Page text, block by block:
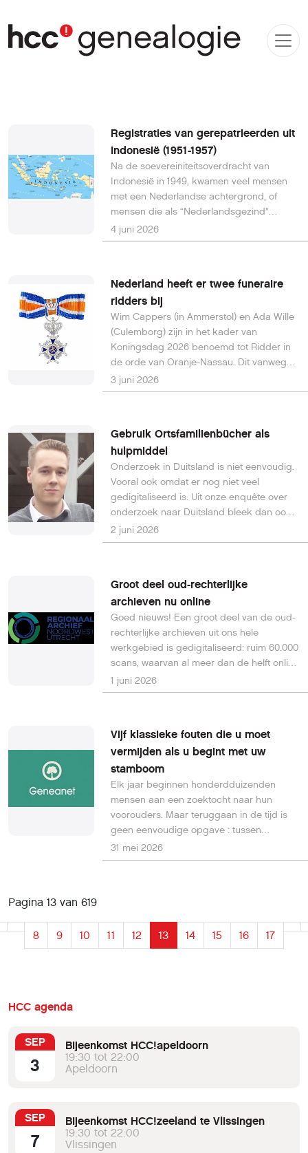
Registraties van gerepatrieerden uit
Indonesië (1951-1957)
Na de soevereiniteitsoverdracht van
Indonesië in 1949, kwamen veel mensen
met een Nederlandse achtergrond, of
mensen die als “Nederlandsgezind”
werden gezien, in de knel. Dit betrof onder
andere Nederlanders geboren
Europese en Indonesische afkomst),
Molukkers, en anderen die zich niet veilig
voelden in het nieuwe Indonesië.
4 juni 2026
Nederland heeft er twee funeraire
ridders bij
Wim Cappers (in Ammerstol) en Ada Wille
(Culemborg) zijn in het kader van
Koningsdag 2026 benoemd tot Ridder in
de orde van Oranje-Nassau. Dit vanwege
hun werk voor het funeraire erfgoed in het
algemeen en voor Terebinth in het
erfgoed in Nederland.
3 juni 2026
Gebruik Ortsfamilienbücher als
hulpmiddel
Onderzoek in Duitsland is niet eenvoudig.
Vooral ook omdat er nog niet veel
gedigitaliseerd is. Uit onze enquête over
onderzoek naar Duitsland bleek dan ook
dat dit een van de dingen is waar
onderzoekers tegenaan lopen, wanneer
hulpmiddelen om de verschillende hordes
te overkomen, wanneer je
stamboomonderzoek in Duitsland doet. In
dit artikel zetten we de
zogeheten Ortsfamilienbücher in de
spotlight, die soms ook
wel Ortssippenbücher worden genoemd.
Regelmatig zie je ook de afkorting “OFB”
2 juni 2026
Groot deel oud-rechterlijke
archieven nu online
Goed nieuws! Een groot deel van de oud-
rechterlijke archieven uit ons hele
werkgebied is gedigitaliseerd: ruim 60.000
scans, waarvan al meer dan de helft online
staat. Duik in verhalen over rechtspraak
tot 1811, van burenruzies tot erfenissen en
genealogisch onderzoek.
1 juni 2026
Vijf klassieke fouten die u moet
vermijden als u begint met uw
stamboom
Elk jaar beginnen honderdduizenden
mensen aan een zoektocht naar hun
voorouders. Maar teruggaan in de tijd is
geen eenvoudige opgave : tussen
naamgenoten, onvolledige archieven en
familielegendes is het makkelijk om in het
uw stamboomonderzoek !
31 mei 2026
Pagina 13 van 619
8 9 10 11 12 13 14 15 16 17
HCC agenda
SEP
3
Bijeenkomst HCC!apeldoorn
19:30 tot 22:00
Apeldoorn
SEP
7
Bijeenkomst HCC!zeeland te Vlissingen
19:30 tot 22:00
Vlissingen